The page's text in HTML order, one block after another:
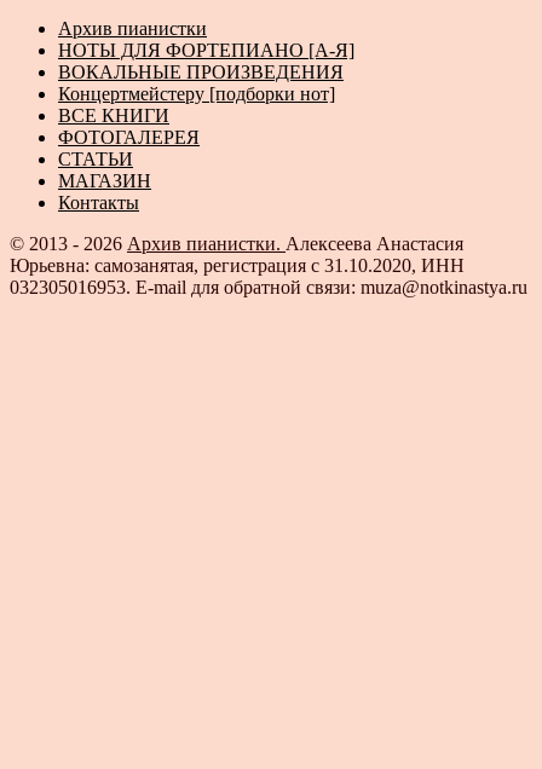
Архив пианистки
НОТЫ ДЛЯ ФОРТЕПИАНО [А-Я]
ВОКАЛЬНЫЕ ПРОИЗВЕДЕНИЯ
Концертмейстеру [подборки нот]
ВСЕ КНИГИ
ФОТОГАЛЕРЕЯ
СТАТЬИ
МАГАЗИН
Контакты
© 2013 - 2026 Архив пианистки. Алексеева Анастасия
Юрьевна: самозанятая, регистрация с 31.10.2020, ИНН
032305016953. E-mail для обратной связи: muza@notkinastya.ru